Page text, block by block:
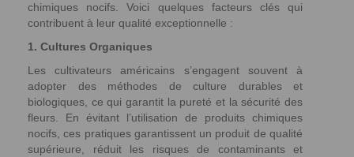
chimiques nocifs. Voici quelques facteurs clés qui
contribuent à leur qualité exceptionnelle :
1. Cultures Organiques
Les cultivateurs américains s’engagent souvent à
adopter des méthodes de culture durables et
biologiques, ce qui garantit la pureté et la sécurité des
fleurs. En évitant l’utilisation de produits chimiques
nocifs, ces pratiques garantissent un produit de qualité
supérieure, réduit les risques de contaminants et